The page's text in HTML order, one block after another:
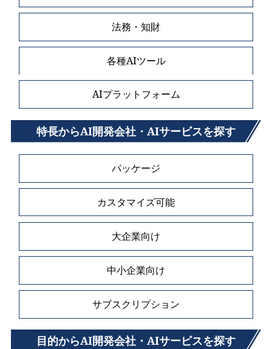
法務・知財
各種AIツール
AIプラットフォーム
特長からAI開発会社・AIサービスを探す
パッケージ
カスタマイズ可能
大企業向け
中小企業向け
サブスクリプション
目的からAI開発会社・AIサービスを探す